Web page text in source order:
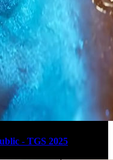
- TGS 2025